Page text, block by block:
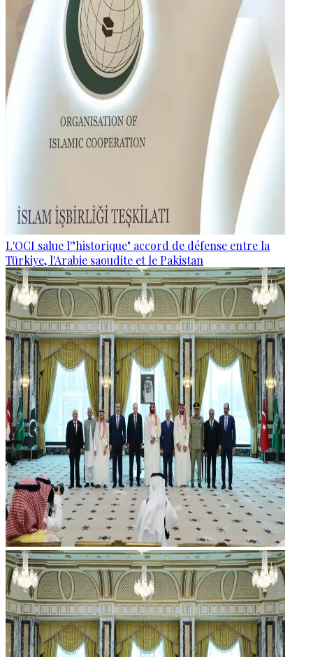
L'OCI salue l'"historique" accord de défense entre la
Türkiye, l'Arabie saoudite et le Pakistan